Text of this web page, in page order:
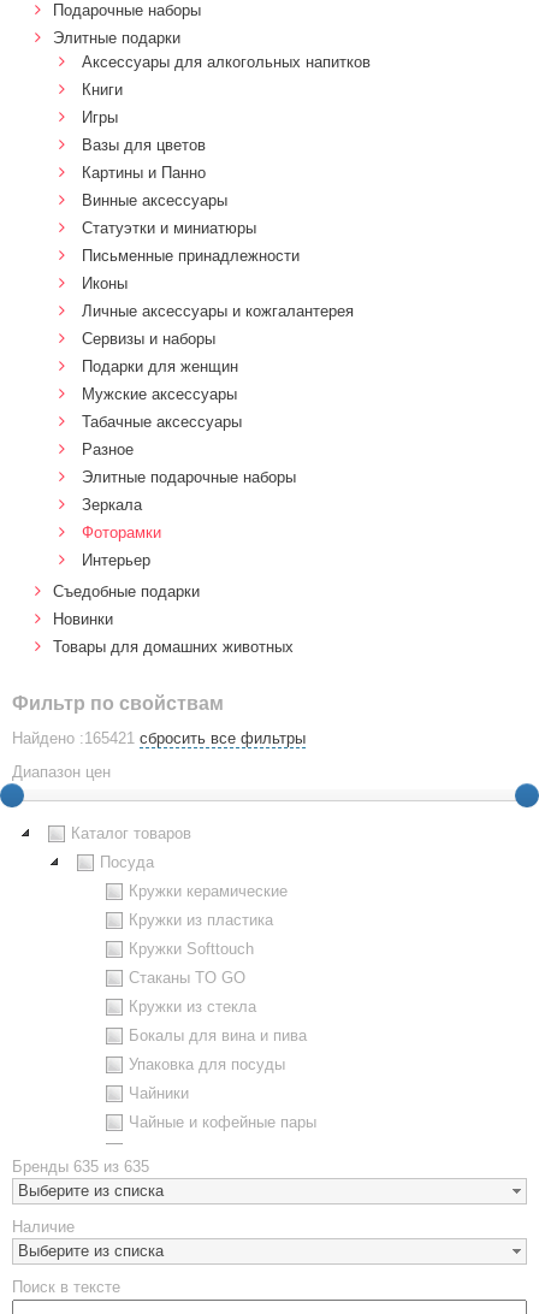
Подарочные наборы
Элитные подарки
Аксессуары для алкогольных напитков
Книги
Игры
Вазы для цветов
Картины и Панно
Винные аксессуары
Статуэтки и миниатюры
Письменные принадлежности
Иконы
Личные аксессуары и кожгалантерея
Сервизы и наборы
Подарки для женщин
Мужские аксессуары
Табачные аксессуары
Разное
Элитные подарочные наборы
Зеркала
Фоторамки
Интерьер
Cъедобные подарки
Новинки
Товары для домашних животных
Фильтр по свойствам
Найдено :165421 сбросить все фильтры
Диапазон цен
Каталог товаров
Посуда
Кружки керамические
Кружки из пластика
Кружки Softtouch
Стаканы TO GO
Кружки из стекла
Бокалы для вина и пива
Упаковка для посуды
Чайники
Чайные и кофейные пары
Наборы посуды
Предметы сервировки
Стаканы
Эко кружки
ЕВРОПОСУДА
Бренды 635 из 635
Выберите из списка
Наличие
Выберите из списка
Поиск в тексте